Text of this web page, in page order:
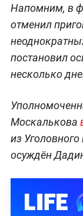
Напомним, в
отменил
постановил
несколько
Москалькова
из
осуждён